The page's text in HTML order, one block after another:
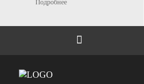
Подробнее